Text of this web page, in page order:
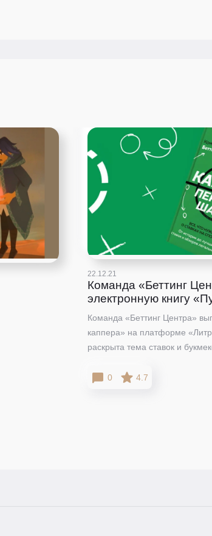
22.12.21
Команда «Беттинг
электронную книгу
Команда «Беттинг Центра»
каппера» на платформе
раскрыта тема ставок и
0 4.7